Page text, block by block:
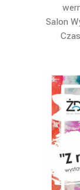
Salon